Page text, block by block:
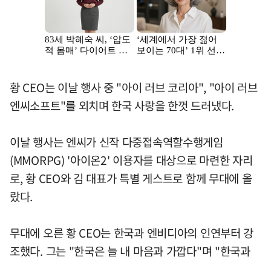
황 CEO는 이날 행사 중 "아이 러브 코리아", "아이 러브
엔씨소프트"를 외치며 한국 사랑을 한껏 드러냈다.
이날 행사는 엔씨가 신작 다중접속역할수행게임
(MMORPG) '아이온2' 이용자를 대상으로 마련한 자리
로, 황 CEO와 김 대표가 특별 게스트로 함께 무대에 올
랐다.
무대에 오른 황 CEO는 한국과 엔비디아의 인연부터 강
조했다. 그는 "한국은 늘 내 마음과 가깝다"며 "한국과